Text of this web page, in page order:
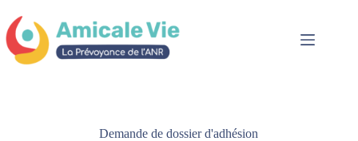
Demande de dossier d'adhésion